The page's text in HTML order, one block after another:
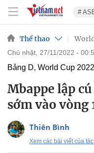
#
Thể thao
chủ nhật, 27/11/2022 -
Bảng D, World Cup
Mbappe lập
sớm vào vòng
Thiên Bình
Xem các bài viết của